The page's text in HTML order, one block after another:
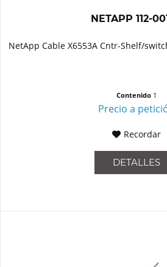
NETAPP 112-
NetApp Cable X6553A Cntr-Shelf/
Contenido 1
Precio a
Recordar
DETALLES